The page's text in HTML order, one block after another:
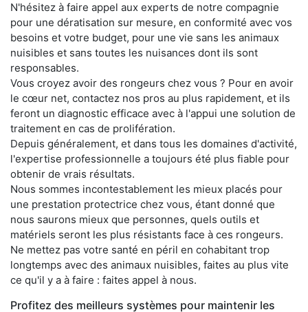
N'hésitez à faire appel aux experts de notre compagnie
pour une dératisation sur mesure, en conformité avec vos
besoins et votre budget, pour une vie sans les animaux
nuisibles et sans toutes les nuisances dont ils sont
responsables.
Vous croyez avoir des rongeurs chez vous ? Pour en avoir
le cœur net, contactez nos pros au plus rapidement, et ils
feront un diagnostic efficace avec à l'appui une solution de
traitement en cas de prolifération.
Depuis généralement, et dans tous les domaines d'activité,
l'expertise professionnelle a toujours été plus fiable pour
obtenir de vrais résultats.
Nous sommes incontestablement les mieux placés pour
une prestation protectrice chez vous, étant donné que
nous saurons mieux que personnes, quels outils et
matériels seront les plus résistants face à ces rongeurs.
Ne mettez pas votre santé en péril en cohabitant trop
longtemps avec des animaux nuisibles, faites au plus vite
ce qu'il y a à faire : faites appel à nous.
Profitez des meilleurs systèmes pour maintenir les